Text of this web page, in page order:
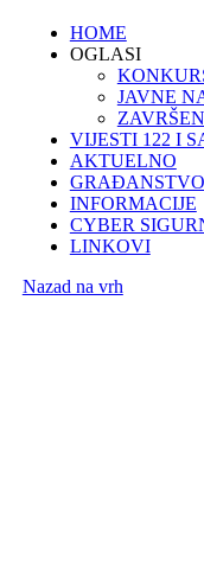
HOME
OGLASI
JAVNE
VIJESTI 122 I
AKTUELNO
GRAĐANSTVO
INFORMACIJE
CYBER
LINKOVI
Nazad na vrh